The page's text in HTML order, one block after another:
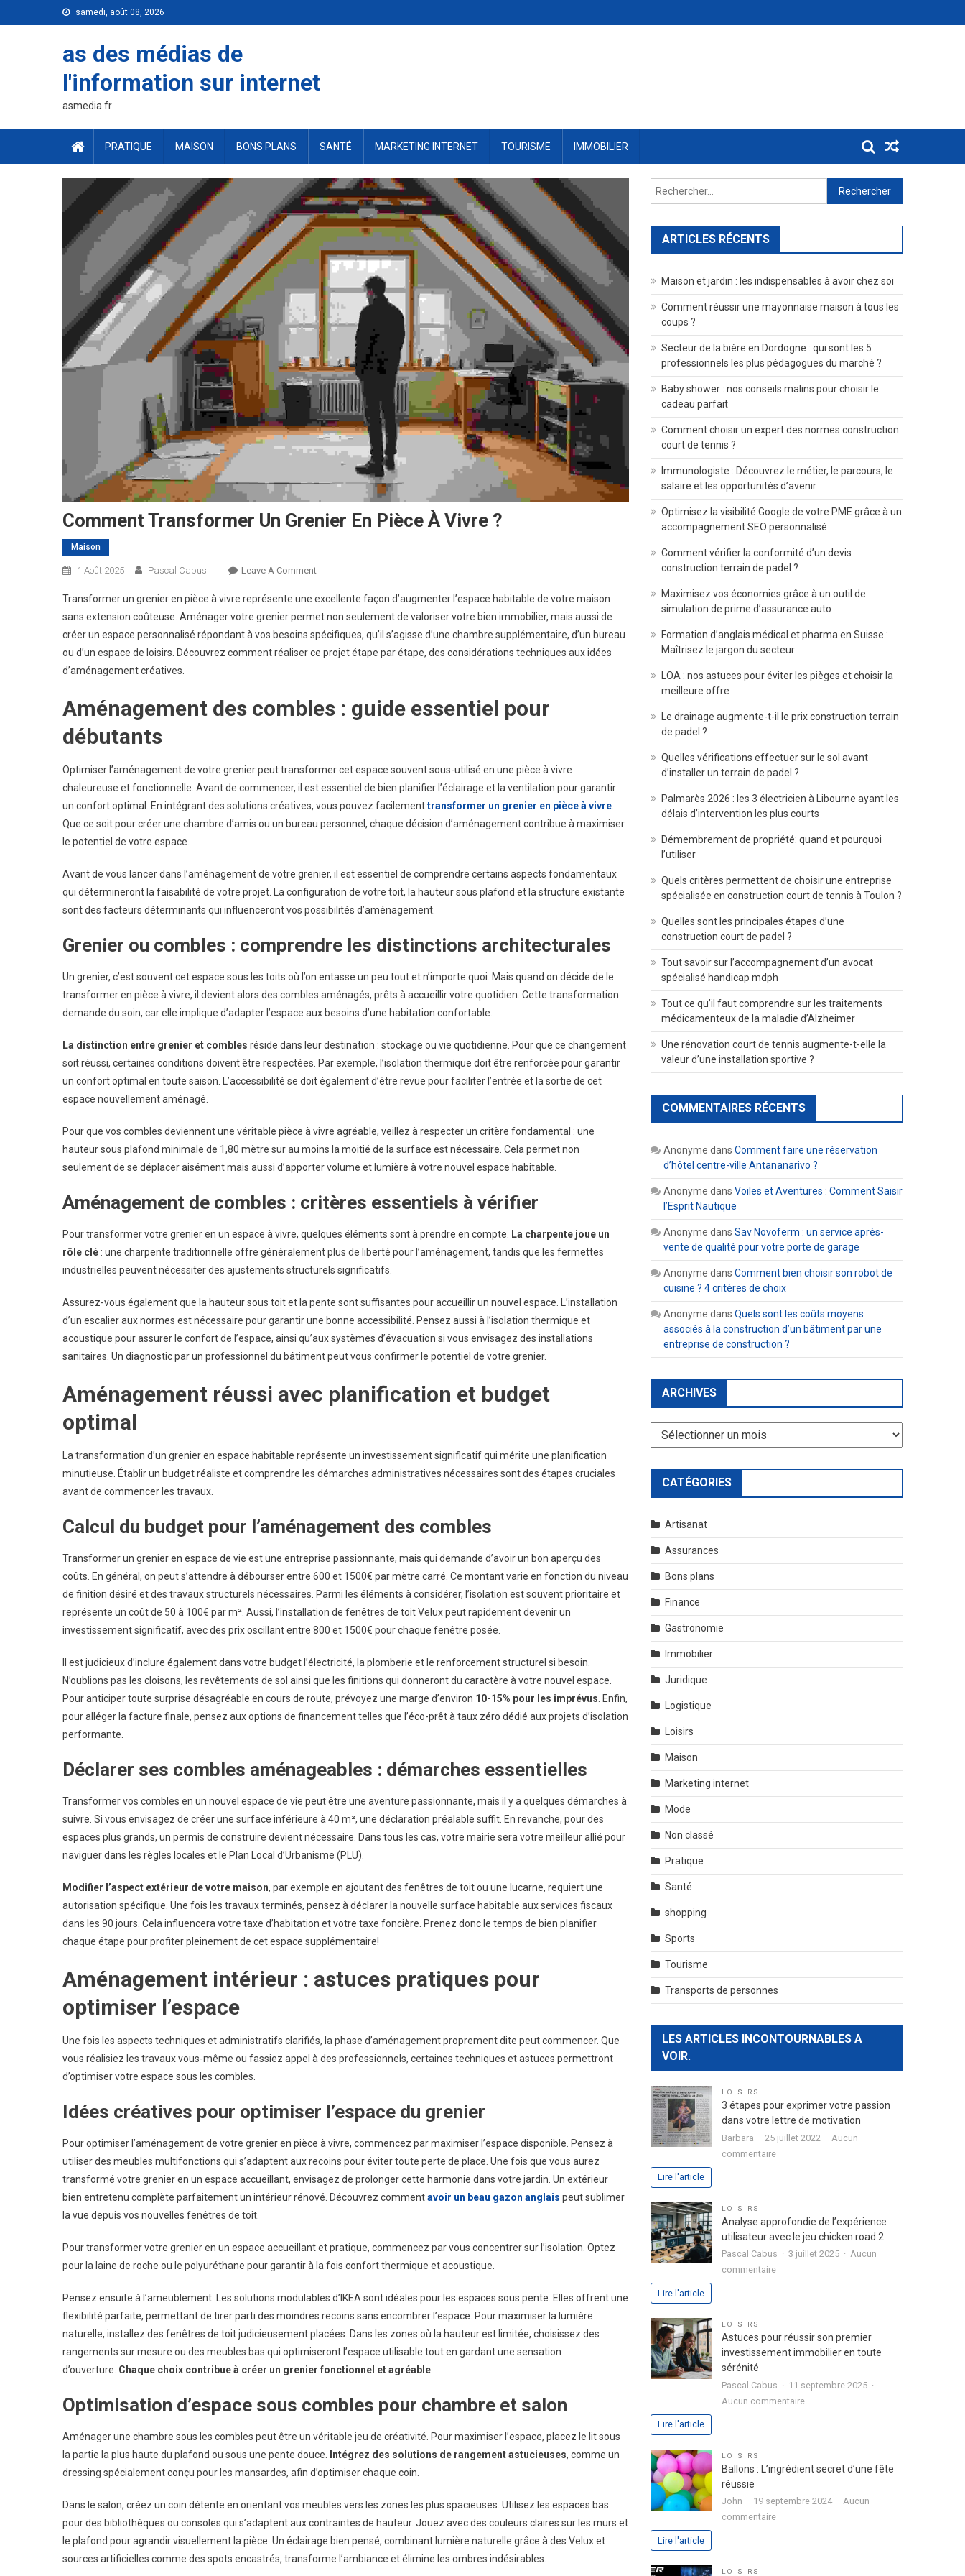
to
samedi, août 08, 2026
as des médias de
l'information sur internet
asmedia.fr
PRATIQUE MAISON BONS PLANS SANTÉ MARKETING INTERNET TOURISME IMMOBILIER
Comment Transformer Un Grenier En Pièce À Vivre ?
Maison
1 Août 2025 Pascal Cabus Leave A CommentOn
Transformer
Un
Grenier
En
?
Transformer un grenier en pièce à vivre représente une excellente façon d’augmenter l’espace habitable de votre maison
sans extension coûteuse. Aménager votre grenier permet non seulement de valoriser votre bien immobilier, mais aussi de
créer un espace personnalisé répondant à vos besoins spécifiques, qu’il s’agisse d’une chambre supplémentaire, d’un bureau
ou d’un espace de loisirs. Découvrez comment réaliser ce projet étape par étape, des considérations techniques aux idées
d’aménagement créatives.
Aménagement des combles : guide essentiel pour
débutants
Optimiser l’aménagement de votre grenier peut transformer cet espace souvent sous-utilisé en une pièce à vivre
chaleureuse et fonctionnelle. Avant de commencer, il est essentiel de bien planifier l’éclairage et la ventilation pour garantir
un confort optimal. En intégrant des solutions créatives, vous pouvez facilementtransformer un grenier en pièce à vivre
Que ce soit pour créer une chambre d’amis ou un bureau personnel, chaque décision d’aménagement contribue à maximiser
le potentiel de votre espace.
Avant de vous lancer dans l’aménagement de votre grenier, il est essentiel de comprendre certains aspects fondamentaux
qui détermineront la faisabilité de votre projet. La configuration de votre toit, la hauteur sous plafond et la structure existante
sont des facteurs déterminants qui influenceront vos possibilités d’aménagement.
Grenier ou combles : comprendre les distinctions architecturales
Un grenier, c’est souvent cet espace sous les toits où l’on entasse un peu tout et n’importe quoi. Mais quand on décide de le
transformer en pièce à vivre, il devient alors des combles aménagés, prêts à accueillir votre quotidien. Cette transformation
demande du soin, car elle implique d’adapter l’espace aux besoins d’une habitation confortable.
La distinction entre grenier et combles réside dans leur destination : stockage ou vie quotidienne. Pour que ce changement
soit réussi, certaines conditions doivent être respectées. Par exemple, l’isolation thermique doit être renforcée pour garantir
un confort optimal en toute saison. L’accessibilité se doit également d’être revue pour faciliter l’entrée et la sortie de cet
espace nouvellement aménagé.
Pour que vos combles deviennent une véritable pièce à vivre agréable, veillez à respecter un critère fondamental : une
hauteur sous plafond minimale de 1,80 mètre sur au moins la moitié de la surface est nécessaire. Cela permet non
seulement de se déplacer aisément mais aussi d’apporter volume et lumière à votre nouvel espace habitable.
Aménagement de combles : critères essentiels à vérifier
Pour transformer votre grenier en un espace à vivre, quelques éléments sont à prendre en compte.
La charpente joue un
rôle clé : une charpente traditionnelle offre généralement plus de liberté pour l’aménagement, tandis que les fermettes
industrielles peuvent nécessiter des ajustements structurels significatifs.
Assurez-vous également que la hauteur sous toit et la pente sont suffisantes pour accueillir un nouvel espace. L’installation
d’un escalier aux normes est nécessaire pour garantir une bonne accessibilité. Pensez aussi à l’isolation thermique et
acoustique pour assurer le confort de l’espace, ainsi qu’aux systèmes d’évacuation si vous envisagez des installations
sanitaires. Un diagnostic par un professionnel du bâtiment peut vous confirmer le potentiel de votre grenier.
Aménagement réussi avec planification et budget
optimal
La transformation d’un grenier en espace habitable représente un investissement significatif qui mérite une planification
minutieuse. Établir un budget réaliste et comprendre les démarches administratives nécessaires sont des étapes cruciales
avant de commencer les travaux.
Calcul du budget pour l’aménagement des combles
Transformer un grenier en espace de vie est une entreprise passionnante, mais qui demande d’avoir un bon aperçu des
coûts. En général, on peut s’attendre à débourser entre 600 et 1500€ par mètre carré. Ce montant varie en fonction du niveau
de finition désiré et des travaux structurels nécessaires. Parmi les éléments à considérer, l’isolation est souvent prioritaire et
représente un coût de 50 à 100€ par m². Aussi, l’installation de fenêtres de toit Velux peut rapidement devenir un
investissement significatif, avec des prix oscillant entre 800 et 1500€ pour chaque fenêtre posée.
Il est judicieux d’inclure également dans votre budget l’électricité, la plomberie et le renforcement structurel si besoin.
N’oublions pas les cloisons, les revêtements de sol ainsi que les finitions qui donneront du caractère à votre nouvel espace.
Pour anticiper toute surprise désagréable en cours de route, prévoyez une marge d’environ 10-15% pour les imprévus . Enfin,
pour alléger la facture finale, pensez aux options de financement telles que l’éco-prêt à taux zéro dédié aux projets d’isolation
performante.
Déclarer ses combles aménageables : démarches essentielles
Transformer vos combles en un nouvel espace de vie peut être une aventure passionnante, mais il y a quelques démarches à
suivre. Si vous envisagez de créer une surface inférieure à 40 m², une déclaration préalable suffit. En revanche, pour des
espaces plus grands, un permis de construire devient nécessaire. Dans tous les cas, votre mairie sera votre meilleur allié pour
naviguer dans les règles locales et le Plan Local d’Urbanisme (PLU).
Modifier l’aspect extérieur de votre maison, par exemple en ajoutant des fenêtres de toit ou une lucarne, requiert une
autorisation spécifique. Une fois les travaux terminés, pensez à déclarer la nouvelle surface habitable aux services fiscaux
dans les 90 jours. Cela influencera votre taxe d’habitation et votre taxe foncière. Prenez donc le temps de bien planifier
chaque étape pour profiter pleinement de cet espace supplémentaire!
Aménagement intérieur : astuces pratiques pour
optimiser l’espace
Une fois les aspects techniques et administratifs clarifiés, la phase d’aménagement proprement dite peut commencer. Que
vous réalisiez les travaux vous-même ou fassiez appel à des professionnels, certaines techniques et astuces permettront
d’optimiser votre espace sous les combles.
Idées créatives pour optimiser l’espace du grenier
Pour optimiser l’aménagement de votre grenier en pièce à vivre, commencez par maximiser l’espace disponible. Pensez à
utiliser des meubles multifonctions qui s’adaptent aux recoins pour éviter toute perte de place. Une fois que vous aurez
transformé votre grenier en un espace accueillant, envisagez de prolonger cette harmonie dans votre jardin. Un extérieur
bien entretenu complète parfaitement un intérieur rénové. Découvrez commentavoir un beau gazon anglais peut sublimer
la vue depuis vos nouvelles fenêtres de toit.
Pour transformer votre grenier en un espace accueillant et pratique, commencez par vous concentrer sur l’isolation. Optez
pour la laine de roche ou le polyuréthane pour garantir à la fois confort thermique et acoustique.
Pensez ensuite à l’ameublement. Les solutions modulables d’IKEA sont idéales pour les espaces sous pente. Elles offrent une
flexibilité parfaite, permettant de tirer parti des moindres recoins sans encombrer l’espace. Pour maximiser la lumière
naturelle, installez des fenêtres de toit judicieusement placées. Dans les zones où la hauteur est limitée, choisissez des
rangements sur mesure ou des meubles bas qui optimiseront l’espace utilisable tout en gardant une sensation
d’ouverture. Chaque choix contribue à créer un grenier fonctionnel et agréable
Optimisation d’espace sous combles pour chambre et salon
Aménager une chambre sous les combles peut être un véritable jeu de créativité. Pour maximiser l’espace, placez le lit sous
la partie la plus haute du plafond ou sous une pente douce.
Intégrez des solutions de rangement astucieuses, comme un
dressing spécialement conçu pour les mansardes, afin d’optimiser chaque coin.
Dans le salon, créez un coin détente en orientant vos meubles vers les zones les plus spacieuses. Utilisez les espaces bas
pour des bibliothèques ou consoles qui s’adaptent aux contraintes de hauteur. Jouez avec des couleurs claires sur les murs et
le plafond pour agrandir visuellement la pièce. Un éclairage bien pensé, combinant lumière naturelle grâce à des Velux et
sources artificielles comme des spots encastrés, transforme l’ambiance et élimine les ombres indésirables.
Rechercher :
ARTICLES RÉCENTS
Maison et jardin : les indispensables à avoir chez soi
Comment réussir une mayonnaise maison à tous les
coups ?
Secteur de la bière en Dordogne : qui sont les 5
professionnels les plus pédagogues du marché ?
Baby shower : nos conseils malins pour choisir le
cadeau parfait
Comment choisir un expert des normes construction
court de tennis ?
Immunologiste : Découvrez le métier, le parcours, le
salaire et les opportunités d’avenir
Optimisez la visibilité Google de votre PME grâce à un
accompagnement SEO personnalisé
Comment vérifier la conformité d’un devis
construction terrain de padel ?
Maximisez vos économies grâce à un outil de
simulation de prime d’assurance auto
Formation d’anglais médical et pharma en Suisse :
Maîtrisez le jargon du secteur
LOA : nos astuces pour éviter les pièges et choisir la
meilleure offre
Le drainage augmente-t-il le prix construction terrain
de padel ?
Quelles vérifications effectuer sur le sol avant
d’installer un terrain de padel ?
Palmarès 2026 : les 3 électricien à Libourne ayant les
délais d’intervention les plus courts
Démembrement de propriété: quand et pourquoi
l’utiliser
Quels critères permettent de choisir une entreprise
spécialisée en construction court de tennis à Toulon ?
Quelles sont les principales étapes d’une
construction court de padel ?
Tout savoir sur l’accompagnement d’un avocat
spécialisé handicap mdph
Tout ce qu’il faut comprendre sur les traitements
médicamenteux de la maladie d’Alzheimer
Une rénovation court de tennis augmente-t-elle la
valeur d’une installation sportive ?
COMMENTAIRES RÉCENTS
Anonyme dans Comment faire une réservation
d’hôtel centre-ville Antananarivo ?
Anonyme dans Voiles et Aventures : Comment Saisir
l’Esprit Nautique
Anonyme dans Sav Novoferm : un service après-
vente de qualité pour votre porte de garage
Anonyme dans Comment bien choisir son robot de
cuisine ? 4 critères de choix
Anonyme dans Quels sont les coûts moyens
associés à la construction d’un bâtiment par une
entreprise de construction ?
ARCHIVES
Archives
CATÉGORIES
Artisanat
Assurances
Bons plans
Finance
Gastronomie
Immobilier
Juridique
Logistique
Loisirs
Maison
Marketing internet
Mode
Non classé
Pratique
Santé
shopping
Sports
Tourisme
Transports de personnes
LES ARTICLES INCONTOURNABLES A
VOIR.
LOISIRS
3 étapes pour exprimer votre passion
dans votre lettre de motivation
Barbara 25 juillet 2022
Aucun
commentairesur
exprimer
votre
passion
Lire l'article
LOISIRS
Analyse approfondie de l’expérience
utilisateur avec le jeu chicken road 2
Pascal Cabus 3 juillet 2025
Aucun
commentairesur
l’expérience
utilisateur
Lire l'article
LOISIRS
Astuces pour réussir son premier
investissement immobilier en toute
sérénité
Pascal Cabus
11 septembre 2025
Aucun commentairesur
son
Lire l'article
LOISIRS
Ballons : L’ingrédient secret d’une fête
réussie
John 19 septembre 2024
Aucun
commentairesur
Lire l'article
LOISIRS